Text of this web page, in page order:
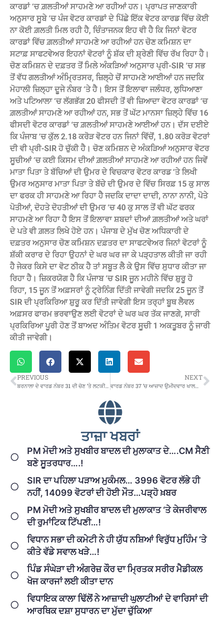
ਕਾਰਡਾਂ ‘ਚ ਗ਼ਲਤੀਆਂ ਸਾਹਮਣੇ ਆ ਰਹੀਆਂ ਹਨ। ਪ੍ਰਾਪਤ ਜਾਣਕਾਰੀ
ਅਨੁਸਾਰ ਸੂਬੇ ‘ਚ ਪੰਜ ਵੋਟਰ ਕਾਰਡਾਂ ਦੇ ਪਿੱਛੇ ਇੱਕ ਵੋਟਰ ਕਾਰਡ ਵਿੱਚ ਕੋਈ
ਨਾ ਕੋਈ ਗ਼ਲਤੀ ਮਿਲ ਰਹੀ ਹੈ, ਚਿੰਤਾਜਨਕ ਇਹ ਵੀ ਹੈ ਕਿ ਜਿਨਾਂ ਵੋਟਰ
ਕਾਰਡਾਂ ਵਿੱਚ ਗ਼ਲਤੀਆਂ ਸਾਹਮਣੇ ਆ ਰਹੀਆਂ ਹਨ ਚੋਣ ਕਮਿਸ਼ਨ ਦਾ
ਸਟਾਫ਼ ਸਾਫਟਵੇਅਰ ਇਹਨਾਂ ਵੋਟਰਾਂ ਨੂੰ ਸ਼ੱਕ ਦੀ ਸ਼੍ਰੇਣੀ ਵਿੱਚ ਰੱਖ ਰਿਹਾ ਹੈ।
ਚੋਣ ਕਮਿਸ਼ਨ ਦੇ ਦਫ਼ਤਰ ਤੋਂ ਮਿਲੇ ਅੰਕੜਿਆਂ ਅਨੁਸਾਰ ਪ੍ਰੀ-SIR ‘ਚ ਸਭ
ਤੋਂ ਵੱਧ ਗਲਤੀਆਂ ਅੰਮ੍ਰਿਤਸਰ, ਜ਼ਿਲ੍ਹੇ ਚੋਂ ਸਾਹਮਣੇ ਆਈਆਂ ਹਨ ਜਦਕਿ
ਮੋਹਾਲੀ ਜ਼ਿਲ੍ਹਾ ਦੂਜੇ ਨੰਬਰ ‘ਤੇ ਹੈ। ਇਸ ਤੋਂ ਇਲਾਵਾ ਜਲੰਧਰ, ਲੁਧਿਆਣਾ
ਅਤੇ ਪਟਿਆਲਾ ‘ਚ ਲੱਗਭੱਗ 20 ਫੀਸਦੀ ਤੋਂ ਵੀ ਜ਼ਿਆਦਾ ਵੋਟਰ ਕਾਰਡਾਂ ‘ਚ
ਗ਼ਲਤੀਆਂ ਸਾਹਮਣੇ ਆ ਰਹੀਆਂ ਹਨ, ਸਭ ਤੋਂ ਘੱਟ ਮਾਨਸਾ ਜ਼ਿਲ੍ਹੇ ਵਿੱਚ 16
ਫੀਸਦੀ ਵੋਟਰ ਕਾਰਡਾਂ ‘ਚ ਗ਼ਲਤੀਆਂ ਸਾਹਮਣੇ ਆਈਆਂ ਹਨ। ਦੱਸ ਦਈਏ
ਕਿ ਪੰਜਾਬ ‘ਚ ਕੁੱਲ 2.18 ਕਰੋੜ ਵੋਟਰ ਹਨ ਜਿਨਾਂ ਵਿੱਚੋਂ, 1.80 ਕਰੋੜ ਵੋਟਰਾਂ
ਦੀ ਵੀ ਪ੍ਰੀ-SIR ਹੋ ਚੁੱਕੀ ਹੈ। ਚੋਣ ਕਮਿਸ਼ਨ ਦੇ ਅੰਕੜਿਆਂ ਅਨੁਸਾਰ ਵੋਟਰ
ਸੂਚੀਆਂ ‘ਚ ਕਈ ਕਿਸਮ ਦੀਆਂ ਗ਼ਲਤੀਆਂ ਸਾਹਮਣੇ ਆ ਰਹੀਆਂ ਹਨ ਜਿਵੇਂ
ਮਾਤਾ ਪਿਤਾ ਤੇ ਬੱਚਿਆਂ ਦੀ ਉਮਰ ਦੇ ਵਿਚਕਾਰ ਵੋਟਰ ਕਾਰਡ ‘ਤੇ ਲਿਖੀ
ਉਮਰ ਅਨੁਸਾਰ ਮਾਤਾ ਪਿਤਾ ਤੇ ਬੱਚੇ ਦੀ ਉਮਰ ਦੇ ਵਿੱਚ ਸਿਰਫ਼ 15 ਕੁ ਸਾਲ
ਦਾ ਫਰਕ ਹੀ ਸਾਹਮਣੇ ਆ ਰਿਹਾ ਹੈ ਜਦਕਿ ਦਾਦਾ ਦਾਦੀ, ਨਾਨਾ ਨਾਨੀ, ਪੋਤੇ
ਪੋਤੀਆਂ, ਦੋਹਤੇ ਦੋਹਤੀਆਂ ਦੀ ਉਮਰ ‘ਚ 40 ਕੁ ਸਾਲ ਤੋਂ ਵੀ ਘੱਟ ਫਰਕ
ਸਾਹਮਣੇ ਆ ਰਿਹਾ ਹੈ ਇਸ ਤੋਂ ਇਲਾਵਾ ਸ਼ਬਦਾਂ ਦੀਆਂ ਗ਼ਲਤੀਆਂ ਅਤੇ ਘਰਾਂ
ਦੇ ਪਤੇ ਵੀ ਗ਼ਲਤ ਲਿਖੇ ਹੋਏ ਹਨ। ਪੰਜਾਬ ਦੇ ਮੁੱਖ ਚੋਣ ਅਧਿਕਾਰੀ ਦੇ
ਦਫ਼ਤਰ ਅਨੁਸਾਰ ਚੋਣ ਕਮਿਸ਼ਨ ਦਫ਼ਤਰ ਦਾ ਸਾਫਟਵੇਅਰ ਜਿਨਾਂ ਵੋਟਰਾਂ ਨੂੰ
ਸ਼ੱਕੀ ਕਰਾਰ ਦੇ ਰਿਹਾ ਉਹਨਾਂ ਦੇ ਘਰ ਘਰ ਜਾ ਕੇ ਪੜ੍ਹਤਾਲ ਕੀਤੀ ਜਾ ਰਹੀ
ਹੈ ਜੇਕਰ ਕਿਸੇ ਦਾ ਵੋਟ ਠੀਕ ਹੈ ਤਾਂ ਸਬੂਤ ਲੈ ਕੇ ਉਸ ਵਿੱਚ ਸੁਧਾਰ ਕੀਤਾ ਜਾ
ਰਿਹਾ ਹੈ। ਜ਼ਿਕਰਯੋਗ ਹੈ ਕਿ ਪੰਜਾਬ ‘ਚ SIR ਜੂਨ ਮਹੀਨੇ ਵਿੱਚ ਸ਼ੁਰੂ ਹੋ
ਰਿਹਾ, 15 ਜੂਨ ਤੋਂ ਅਫ਼ਸਰਾਂ ਨੂੰ ਟ੍ਰੇਨਿੰਗ ਦਿੱਤੀ ਜਾਵੇਗੀ ਜਦਕਿ 25 ਜੂਨ ਤੋਂ
SIR ਦੀ ਪ੍ਰਕਿਰਿਆ ਸ਼ੁਰੂ ਕਰ ਦਿੱਤੀ ਜਾਵੇਗੀ ਇਸ ਤਰ੍ਹਾਂ ਬੂਥ ਲੈਵਲ
ਅਫ਼ਸਰ ਫਾਰਮ ਭਰਵਾਉਣ ਲਈ ਵੋਟਰਾਂ ਦੇ ਘਰ ਘਰ ਤੱਕ ਜਾਣਗੇ, ਸਾਰੀ
ਪ੍ਰਕਿਰਿਆ ਪੂਰੀ ਹੋਣ ਤੋਂ ਬਾਅਦ ਅੰਤਿਮ ਵੋਟਰ ਸੂਚੀ 1 ਅਕਤੂਬਰ ਨੂੰ ਜਾਰੀ
ਕੀਤੀ ਜਾਵੇਗੀ।
PREVIOUS
ਬਰਨਾਲਾ ਦੇ ਵਾਰਡ ਨੰਬਰ 31 ਦੀ ਚੋਣ ‘ਤੇ ਲਟਕੀ ਕਾਨੂੰਨੀ ਤਲਵਾਰ… ਹਾਈਕੋਰਟ ਨੇ ਰੱਦ ਨਹੀਂ ਕੀਤੀ ਪਟੀਸ਼ਨ
NEXT
ਵਾਰਡ ਨੰਬਰ 37 ‘ਚ ਆਜ਼ਾਦ ਉਮੀਦਵਾਰ ਖਾਲਸਾ ਨੇ ਵਿਗਾੜੇ ਸਿਆਸੀ ਪਾਰਟੀਆਂ ਦੇ ਸਮੀਕਰਨ
ਤਾਜ਼ਾ ਖਬਰਾਂ
PM ਮੋਦੀ ਅਤੇ ਸੁਖਬੀਰ ਬਾਦਲ ਦੀ ਮੁਲਾਕਾਤ ਦੇ….CM ਸੈਣੀ
ਬਣੇ ਸੂਤਰਧਾਰ….!
SIR ਦਾ ਪਹਿਲਾ ਪੜਾਅ ਮੁਕੰਮਲ… 3996 ਵੋਟਰ ਲੱਭੇ ਹੀ
ਨਹੀਂ, 14099 ਵੋਟਰਾਂ ਦੀ ਹੋਈ ਮੌਤ…ਪੜ੍ਹੋ ਖ਼ਬਰ
PM ਮੋਦੀ ਅਤੇ ਸੁਖਬੀਰ ਬਾਦਲ ਦੀ ਮੁਲਾਕਾਤ ‘ਤੇ ਕੇਜਰੀਵਾਲ
ਦੀ ਰੁਮਾਂਟਿਕ ਟਿੱਪਣੀ…!
ਵਿਧਾਨ ਸਭਾ ਦੀ ਕਮੇਟੀ ਨੇ ਹੀ ਯੁੱਧ ਨਸ਼ਿਆਂ ਵਿਰੁੱਧ ਮੁਹਿੰਮ ‘ਤੇ
ਕੀਤੇ ਵੱਡੇ ਸਵਾਲ ਖੜੇ…!
ਪਿੰਡ ਸੰਘੇੜਾ ਦੀ ਅੰਗਰੇਜ਼ ਕੌਰ ਦਾ ਮ੍ਰਿਤਕ ਸਰੀਰ ਮੈਡੀਕਲ
ਖੋਜ ਕਾਰਜਾਂ ਲਈ ਕੀਤਾ ਦਾਨ
ਵਿਧਾਇਕ ਕਾਲਾ ਢਿੱਲੋਂ ਨੇ ਆਜ਼ਾਦੀ ਘੁਲਾਟੀਆਂ ਦੇ ਵਾਰਿਸਾਂ ਦੀ
ਆਰਥਿਕ ਦਸ਼ਾ ਸੁਧਾਰਨ ਦਾ ਮੁੱਦਾ ਚੁੱਕਿਆ